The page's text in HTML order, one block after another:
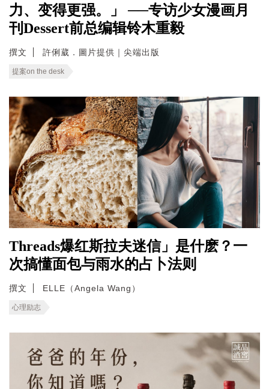
力、变得更强。」 ──专访少女漫画月
刊Dessert前总编辑铃木重毅
撰文 許俐葳．圖片提供｜尖端出版
提案on the desk
Threads爆红斯拉夫迷信」是什麽？一
次搞懂面包与雨水的占卜法则
撰文 ELLE（Angela Wang）
心理励志